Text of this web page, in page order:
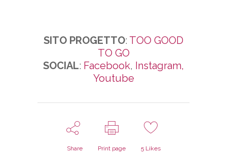
SITO PROGETTO: TOO GOOD
TO GO
SOCIAL: Facebook, Instagram,
Youtube
Share Print page 5 Likes